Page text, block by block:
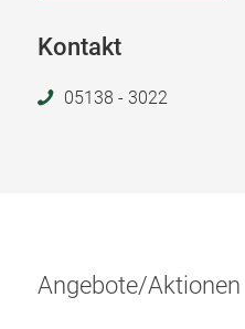
Kontakt
05138 - 3022
Angebote/Aktionen